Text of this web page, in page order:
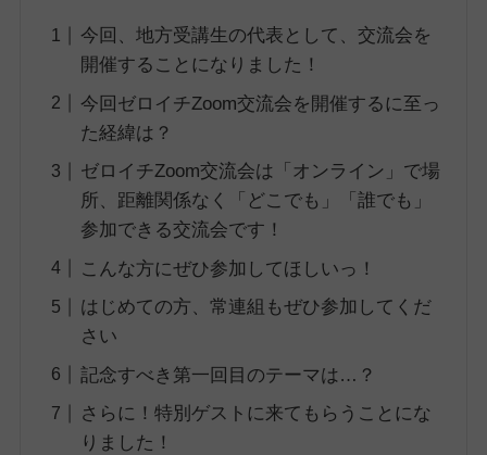
今回、地方受講生の代表として、交流会を
開催することになりました！
今回ゼロイチZoom交流会を開催するに至っ
た経緯は？
ゼロイチZoom交流会は「オンライン」で場
所、距離関係なく「どこでも」「誰でも」
参加できる交流会です！
こんな方にぜひ参加してほしいっ！
はじめての方、常連組もぜひ参加してくだ
さい
記念すべき第一回目のテーマは…？
さらに！特別ゲストに来てもらうことにな
りました！